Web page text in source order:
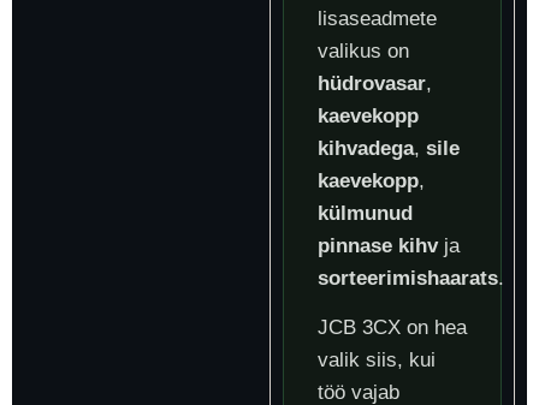
lisaseadmete
valikus on
hüdrovasar,
kaevekopp
kihvadega, sile
kaevekopp,
külmunud
pinnase kihvja
sorteerimishaarats.
JCB 3CX on hea
valik siis, kui
töö vajab